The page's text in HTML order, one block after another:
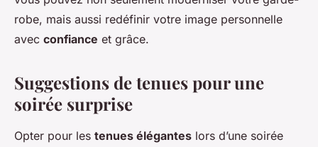
robe, mais aussi redéfinir votre image personnelle
avec confiance et grâce.
Suggestions de tenues pour une
soirée surprise
Opter pour les tenues élégantes lors d’une soirée